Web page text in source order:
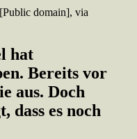
domain], via
hat
Bereits vor
aus. Doch
dass es noch